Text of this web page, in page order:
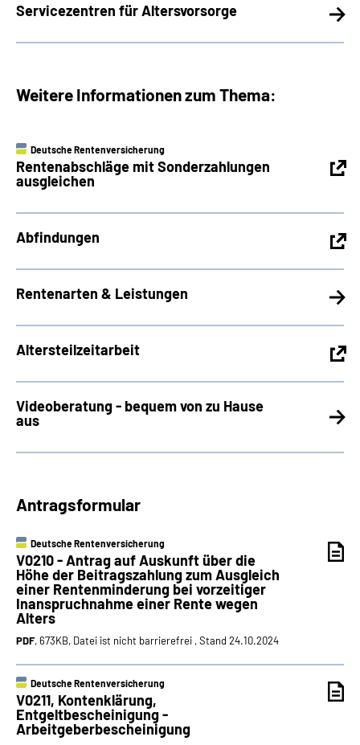
Servicezentren für Altersvorsorge
Weitere Informationen zum Thema:
Deutsche Rentenversicherung
Rentenabschläge mit Sonderzahlungen
ausgleichen
Abfindungen
Rentenarten & Leistungen
Altersteilzeitarbeit
Videoberatung - bequem von zu Hause
aus
Antragsformular
Deutsche Rentenversicherung
V0210 - Antrag auf Auskunft über die
Höhe der Beitragszahlung zum Ausgleich
einer Rentenminderung bei vorzeitiger
Inanspruchnahme einer Rente wegen
Alters
PDF, 673KB, Datei ist nicht barrierefrei , Stand 24.10.2024
Deutsche Rentenversicherung
V0211, Kontenklärung,
Entgeltbescheinigung -
Arbeitgeberbescheinigung